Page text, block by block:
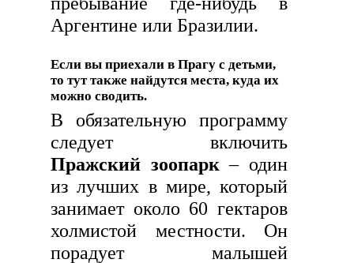
Аргентине или Бразилии.
Если вы приехали в Прагу с детьми,
то тут также найдутся места, куда их
можно сводить.
В обязательную программу
следует включить
Пражский зоопарк – один
из лучших в мире, который
занимает около 60 гектаров
холмистой местности. Он
порадует малышей